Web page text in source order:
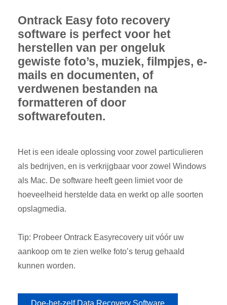
Ontrack Easy foto recovery
software is perfect voor het
herstellen van per ongeluk
gewiste foto’s, muziek, filmpjes, e-
mails en documenten, of
verdwenen bestanden na
formatteren of door
softwarefouten.
Het is een ideale oplossing voor zowel particulieren
als bedrijven, en is verkrijgbaar voor zowel Windows
als Mac. De software heeft geen limiet voor de
hoeveelheid herstelde data en werkt op alle soorten
opslagmedia.
Tip: Probeer Ontrack Easyrecovery uit vóór uw
aankoop om te zien welke foto’s terug gehaald
kunnen worden.